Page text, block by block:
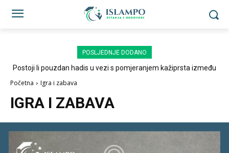
POSLJEDNJE DODANO
Postoji li pouzdan hadis u vezi s pomjeranjem kažiprsta između
Početna Igra i zabava
IGRA I ZABAVA